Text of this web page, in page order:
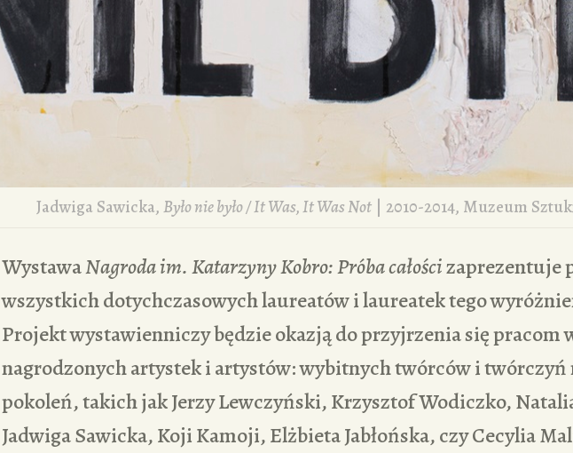
Jadwiga Sawicka,Było nie było / It Was, It Was Not| 2010-2014, Muzeum
WystawaNagroda im. Katarzyny Kobro: Próba całościzaprezentuje
wszystkich dotychczasowych laureatów i laureatek tego
Projekt wystawienniczy będzie okazją do przyjrzenia się pracom
nagrodzonych artystek i artystów: wybitnych twórców i twórczyń
pokoleń, takich jak Jerzy Lewczyński, Krzysztof Wodiczko,
Jadwiga Sawicka, Koji Kamoji, Elżbieta Jabłońska, czy Cecylia